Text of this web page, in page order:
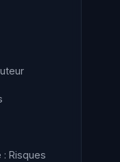
: Risques